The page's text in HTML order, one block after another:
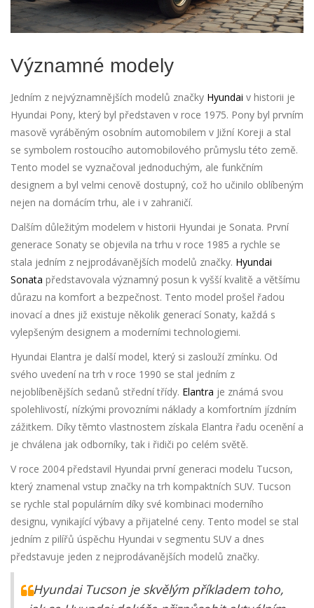
Významné modely
Jedním z nejvýznamnějších modelů značky Hyundai v historii je
Hyundai Pony, který byl představen v roce 1975. Pony byl prvním
masově vyráběným osobním automobilem v Jižní Koreji a stal
se symbolem rostoucího automobilového průmyslu této země.
Tento model se vyznačoval jednoduchým, ale funkčním
designem a byl velmi cenově dostupný, což ho učinilo oblíbeným
nejen na domácím trhu, ale i v zahraničí.
Dalším důležitým modelem v historii Hyundai je Sonata. První
generace Sonaty se objevila na trhu v roce 1985 a rychle se
stala jedním z nejprodávanějších modelů značky. Hyundai
Sonata představovala významný posun k vyšší kvalitě a většímu
důrazu na komfort a bezpečnost. Tento model prošel řadou
inovací a dnes již existuje několik generací Sonaty, každá s
vylepšeným designem a moderními technologiemi.
Hyundai Elantra je další model, který si zaslouží zmínku. Od
svého uvedení na trh v roce 1990 se stal jedním z
nejoblíbenějších sedanů střední třídy. Elantra je známá svou
spolehlivostí, nízkými provozními náklady a komfortním jízdním
zážitkem. Díky těmto vlastnostem získala Elantra řadu ocenění a
je chválena jak odborníky, tak i řidiči po celém světě.
V roce 2004 představil Hyundai první generaci modelu Tucson,
který znamenal vstup značky na trh kompaktních SUV. Tucson
se rychle stal populárním díky své kombinaci moderního
designu, vynikající výbavy a přijatelné ceny. Tento model se stal
jedním z pilířů úspěchu Hyundai v segmentu SUV a dnes
představuje jeden z nejprodávanějších modelů značky.
„Hyundai Tucson je skvělým příkladem toho,